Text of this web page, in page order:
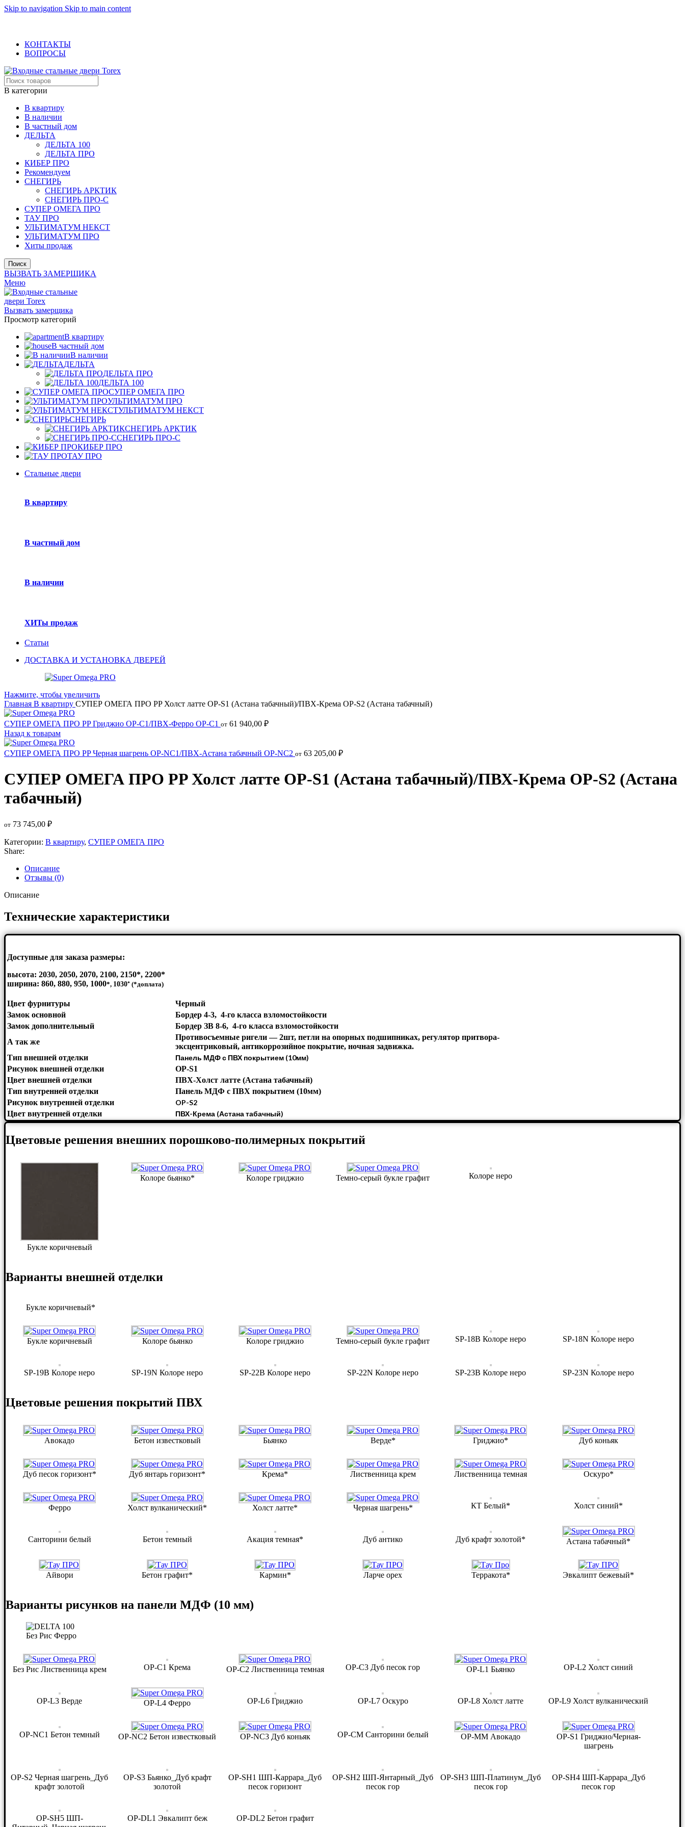
Skip to navigation Skip to main content
КОНТАКТЫ
ВОПРОСЫ
В категории
В квартиру
В наличии
В частный дом
ДЕЛЬТА
ДЕЛЬТА 100
ДЕЛЬТА ПРО
КИБЕР ПРО
Рекомендуем
СНЕГИРЬ
СНЕГИРЬ АРКТИК
СНЕГИРЬ ПРО-С
СУПЕР ОМЕГА ПРО
ТАУ ПРО
УЛЬТИМАТУМ НЕКСТ
УЛЬТИМАТУМ ПРО
Хиты продаж
Поиск
ВЫЗВАТЬ ЗАМЕРЩИКА
Меню
Вызвать замерщика
Просмотр категорий
В квартиру
В частный дом
В наличии
ДЕЛЬТА
ДЕЛЬТА ПРО
ДЕЛЬТА 100
СУПЕР ОМЕГА ПРО
УЛЬТИМАТУМ ПРО
УЛЬТИМАТУМ НЕКСТ
СНЕГИРЬ
СНЕГИРЬ АРКТИК
СНЕГИРЬ ПРО-С
КИБЕР ПРО
ТАУ ПРО
Стальные двери
В квартиру
В частный дом
В наличии
ХИТы продаж
Статьи
ДОСТАВКА И УСТАНОВКА ДВЕРЕЙ
Нажмите, чтобы увеличить
Главная В квартиру СУПЕР ОМЕГА ПРО PP Холст латте OP-S1 (Астана табачный)/ПВХ-Крема OP-S2 (Астана табачный)
СУПЕР ОМЕГА ПРО PP Гриджио OP-C1/ПВХ-Ферро OP-C1 от 61 940,00 ₽
Назад к товарам
СУПЕР ОМЕГА ПРО PP Черная шагрень OP-NC1/ПВХ-Астана табачный OP-NC2 от 63 205,00 ₽
СУПЕР ОМЕГА ПРО PP Холст латте OP-S1 (Астана табачный)/ПВХ-Крема OP-S2 (Астана
табачный)
от 73 745,00 ₽
Категории: В квартиру, СУПЕР ОМЕГА ПРО
Share:
Описание
Отзывы (0)
Описание
Технические характеристики
Доступные для заказа размеры:
высота: 2030, 2050, 2070, 2100, 2150*, 2200*
ширина: 860, 880, 950, 1000*, 1030* (*доплата)
Цвет фурнитуры
Черный
Замок основной
Бордер 4-3, 4-го класса взломостойкости
Замок дополнительный
Бордер ЗВ 8-6, 4-го класса взломостойкости
А так же
Противосъемные ригели — 2шт, петли на опорных подшипниках, регулятор притвора-
эксцентриковый, антикоррозийное покрытие, ночная задвижка.
Тип внешней отделки
Панель МДФ с ПВХ покрытием (10мм)
Рисунок внешней отделки
OP-S1
Цвет внешней отделки
ПВХ-Холст латте (Астана табачный)
Тип внутренней отделки
Панель МДФ с ПВХ покрытием (10мм)
Рисунок внутренней отделки
OP-S2
Цвет внутренней отделки
ПВХ-Крема (Астана табачный)
Цветовые решения внешних порошково-полимерных покрытий
Букле коричневый
Колоре бьянко* Колоре гриджио Темно-серый букле графит Колоре неро
Варианты внешней отделки
Букле коричневый*
Букле коричневый Колоре бьянко Колоре гриджио Темно-серый букле графит SP-18B Колоре неро SP-18N Колоре неро
SP-19B Колоре неро SP-19N Колоре неро SP-22B Колоре неро SP-22N Колоре неро SP-23B Колоре неро SP-23N Колоре неро
Цветовые решения покрытий ПВХ
Авокадо Бетон известковый Бьянко Верде* Гриджио* Дуб коньяк
Дуб песок горизонт* Дуб янтарь горизонт* Крема* Лиственница крем Лиственница темная Оскуро*
Ферро Холст вулканический* Холст латте* Черная шагрень* КТ Белый* Холст синий*
Санторини белый Бетон темный Акация темная* Дуб антико Дуб крафт золотой* Астана табачный*
Айвори Бетон графит* Кармин* Ларче орех Терракота* Эвкалипт бежевый*
Варианты рисунков на панели МДФ (10 мм)
Без Рис Ферро
Без Рис Лиственница крем OP-C1 Крема OP-C2 Лиственница темная OP-C3 Дуб песок гор OP-L1 Бьянко OP-L2 Холст синий
OP-L3 Верде OP-L4 Ферро OP-L6 Гриджио OP-L7 Оскуро OP-L8 Холст латте OP-L9 Холст вулканический
OP-NC1 Бетон темный OP-NC2 Бетон известковый OP-NC3 Дуб коньяк OP-CM Санторини белый OP-MM Авокадо
OP-S1 Гриджио/Черная-
шагрень
OP-S2 Черная шагрень_Дуб
крафт золотой
OP-S3 Бьянко_Дуб крафт
золотой
OP-SH1 ШП-Каррара_Дуб
песок горизонт
OP-SH2 ШП-Янтарный_Дуб
песок гор
OP-SH3 ШП-Платинум_Дуб
песок гор
OP-SH4 ШП-Каррара_Дуб
песок гор
OP-SH5 ШП-
OP-DL1 Эвкалипт беж OP-DL2 Бетон графит